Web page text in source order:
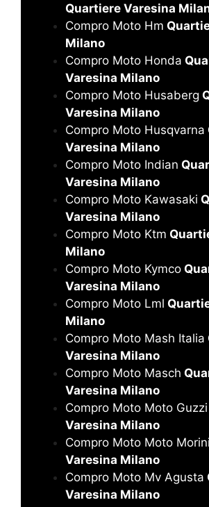
Quartiere Varesina
Compro Moto Hm
Milano
Compro Moto Honda
Varesina Milano
Compro Moto Husaberg
Varesina Milano
Compro Moto Husqvarna
Varesina Milano
Compro Moto Indian
Varesina Milano
Compro Moto Kawasaki
Varesina Milano
Compro Moto Ktm
Milano
Compro Moto Kymco
Varesina Milano
Compro Moto Lml
Milano
Compro Moto Mash Italia
Varesina Milano
Compro Moto Masch
Varesina Milano
Compro Moto Moto Guzzi
Varesina Milano
Compro Moto Moto Morini
Varesina Milano
Compro Moto Mv Agusta
Varesina Milano